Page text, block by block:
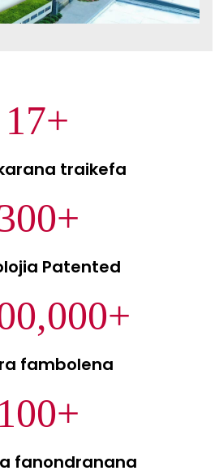
17+
traikefa
+
Patented
+
fambolena
100+
fanondranana